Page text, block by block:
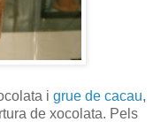
i grue de cacau,
de xocolata. Pels